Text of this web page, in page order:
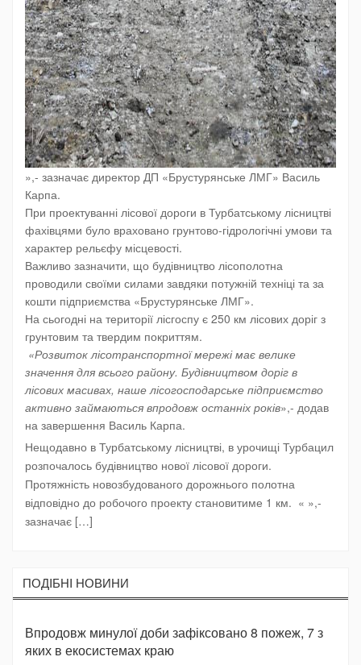
»,- зазначає директор ДП «Брустурянське ЛМГ» Василь
Карпа.
При проектуванні лісової дороги в Турбатському лісництві
фахівцями було враховано грунтово-гідрологічні умови та
характер рельєфу місцевості.
Важливо зазначити, що будівництво лісополотна
проводили своїми силами завдяки потужній техніці та за
кошти підприємства «Брустурянське ЛМГ».
На сьогодні на території лісгоспу є 250 км лісових доріг з
грунтовим та твердим покриттям.
«Розвиток лісотранспортної мережі має велике
значення для всього району. Будівництвом доріг в
лісових масивах, наше лісогосподарське підприємство
активно займаються впродовж останніх років»,- додав
на завершення Василь Карпа.
Нещодавно в Турбатському лісництві, в урочищі Турбацил
розпочалось будівництво нової лісової дороги.
Протяжність новозбудованого дорожнього полотна
відповідно до робочого проекту становитиме 1 км. « »,-
зазначає […]
ПОДIБНI НОВИНИ
Впродовж минулої доби зафіксовано 8 пожеж, 7 з
яких в екосистемах краю